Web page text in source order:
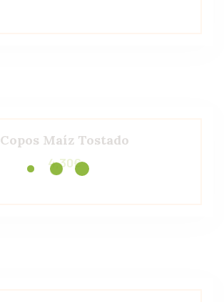
Copos Maíz Tostado
4,30€